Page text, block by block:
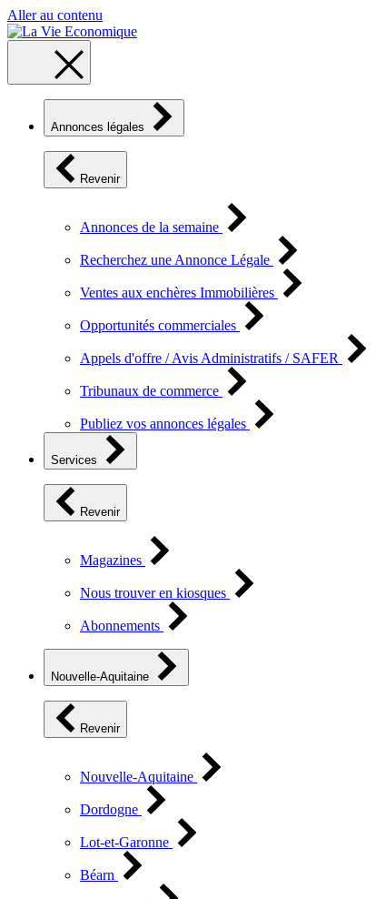
Aller au contenu
Annonces légales
Revenir
Annonces de la semaine
Recherchez une Annonce Légale
Ventes aux enchères Immobilières
Opportunités commerciales
Appels d'offre / Avis Administratifs / SAFER
Tribunaux de commerce
Publiez vos annonces légales
Services
Revenir
Magazines
Nous trouver en kiosques
Abonnements
Nouvelle-Aquitaine
Revenir
Nouvelle-Aquitaine
Dordogne
Lot-et-Garonne
Béarn